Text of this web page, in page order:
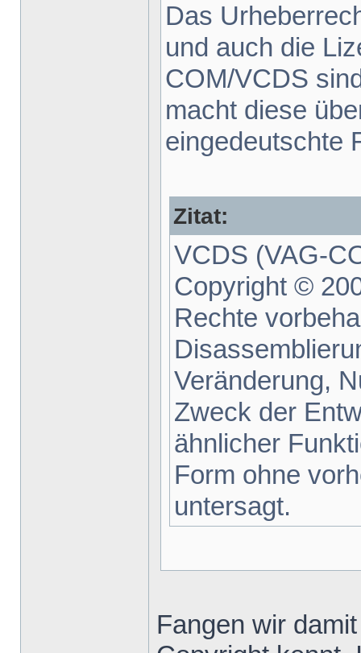
Das
und auch die
COM/VCDS
macht diese
eingedeutschte
Zitat:
VCDS (VAG-
Copyright ©
Rechte
Veränderung,
Zweck der
ähnlicher
Form ohne
untersagt.
Fangen wir